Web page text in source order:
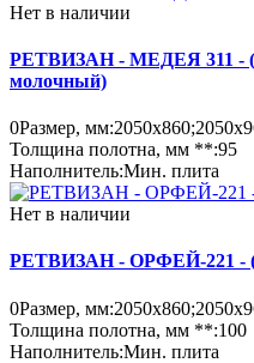
Нет в наличии
РЕТВИЗАН - МЕДЕЯ 311 -
молочный)
0Размер, мм:
Толщина полотна, мм **:95
Наполнитель:Мин. плита
Нет в наличии
РЕТВИЗАН - ОРФЕЙ-221 -
0Размер, мм:
Толщина полотна, мм **:100
Наполнитель:Мин. плита